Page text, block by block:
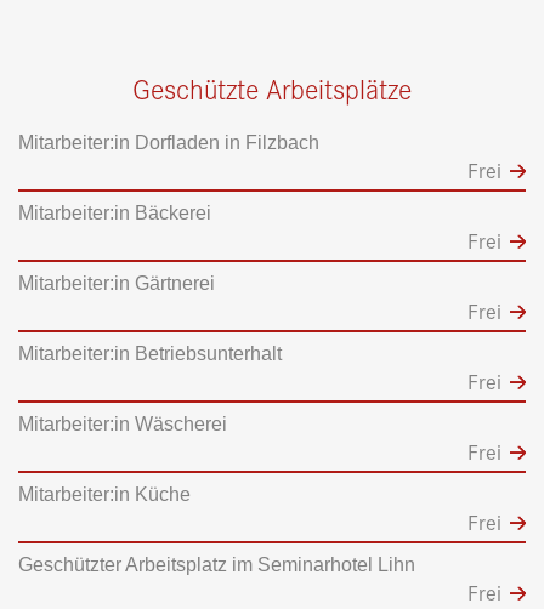
Geschützte Arbeitsplätze
Mitarbeiter:in Dorfladen in Filzbach
Frei
Mitarbeiter:in Bäckerei
Frei
Mitarbeiter:in Gärtnerei
Frei
Mitarbeiter:in Betriebsunterhalt
Frei
Mitarbeiter:in Wäscherei
Frei
Mitarbeiter:in Küche
Frei
Geschützter Arbeitsplatz im Seminarhotel Lihn
Frei